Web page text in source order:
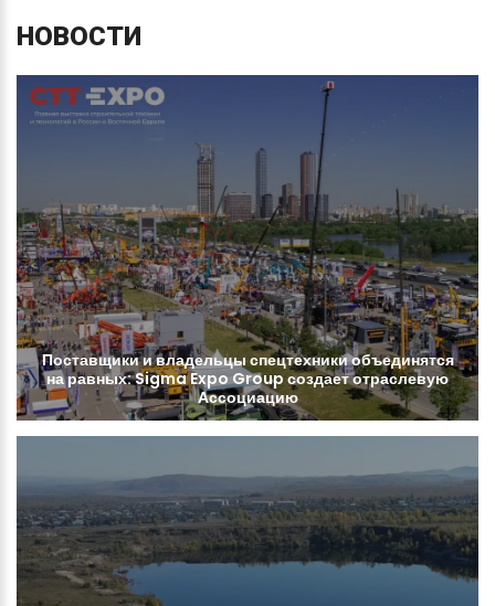
НОВОСТИ
Поставщикиивладельцыспецтехникиобъединятся
наравных:SigmaExpoGroup создаетотраслевую
Ассоциацию